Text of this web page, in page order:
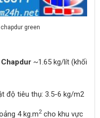
green
~1.65 kg/lít (khối
độ tiêu thụ: 3.5-6 kg/m2
4 kg.m2cho khu vực